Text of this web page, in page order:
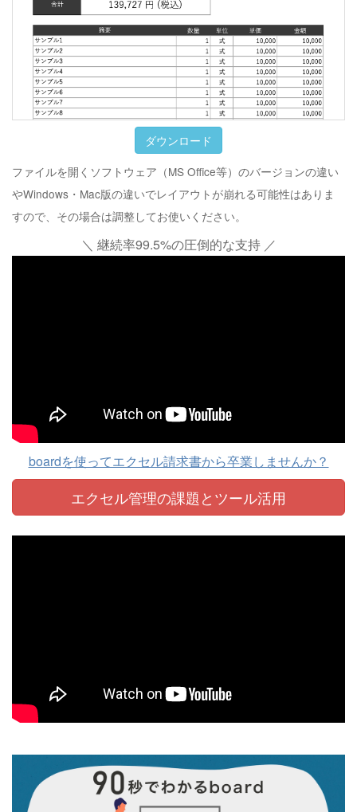
ダウンロード
ファイルを開くソフトウェア（MS Office等）のバージョンの違い
やWindows・Mac版の違いでレイアウトが崩れる可能性はありま
すので、その場合は調整してお使いください。
＼ 継続率99.5%の圧倒的な支持 ／
boardを使ってエクセル請求書から卒業しませんか？
エクセル管理の課題とツール活用